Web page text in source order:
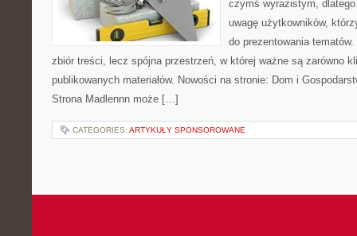
czymś wyrazistym,
uwagę użytkowników,
do prezentowania
zbiór treści, lecz spójna przestrzeń, w której ważne są zarówno
publikowanych materiałów. Nowości na stronie: Dom i
Strona Madlennn może […]
CATEGORIES: ARTYKUŁY SPONSOROWANE